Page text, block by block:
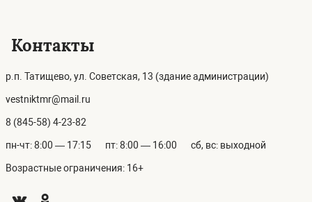
Контакты
р.п. Татищево, ул. Советская, 13 (здание администрации)
vestniktmr@mail.ru
8 (845-58) 4-23-82
пн-чт: 8:00 — 17:15 пт: 8:00 — 16:00 сб, вс: выходной
Возрастные ограничения: 16+